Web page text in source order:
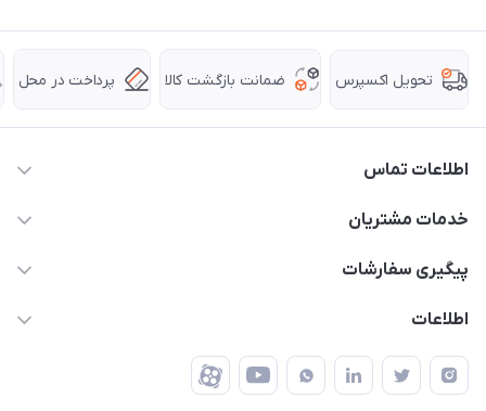
تحویل اکسپرس ضمانت بازگشت کالا پرداخت در محل
اطلاعات تماس
63 0000 43 - 021
تهران - طبقه سوم تجاری - پلاک 11014
خدمات مشتریان
قوانین و مقررات
ضمانت اصالت کالا
پیگیری سفارشات
رهگیری مرسولات پست
رهگیری مرسولات چاپار
اطلاعات
درباره ما
تماس با ما